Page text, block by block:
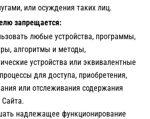
или осуждения таких лиц.
запрещается:
любые устройства, программы,
алгоритмы и методы,
устройства или эквивалентные
для доступа, приобретения,
или отслеживания содержания
Сайта.
надлежащее функционирование